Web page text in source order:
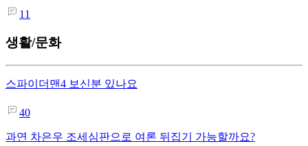
11
생활/문화
스파이더맨4 보신분 있나요
40
과연 차은우 조세심판으로 여론 뒤집기 가능할까요?